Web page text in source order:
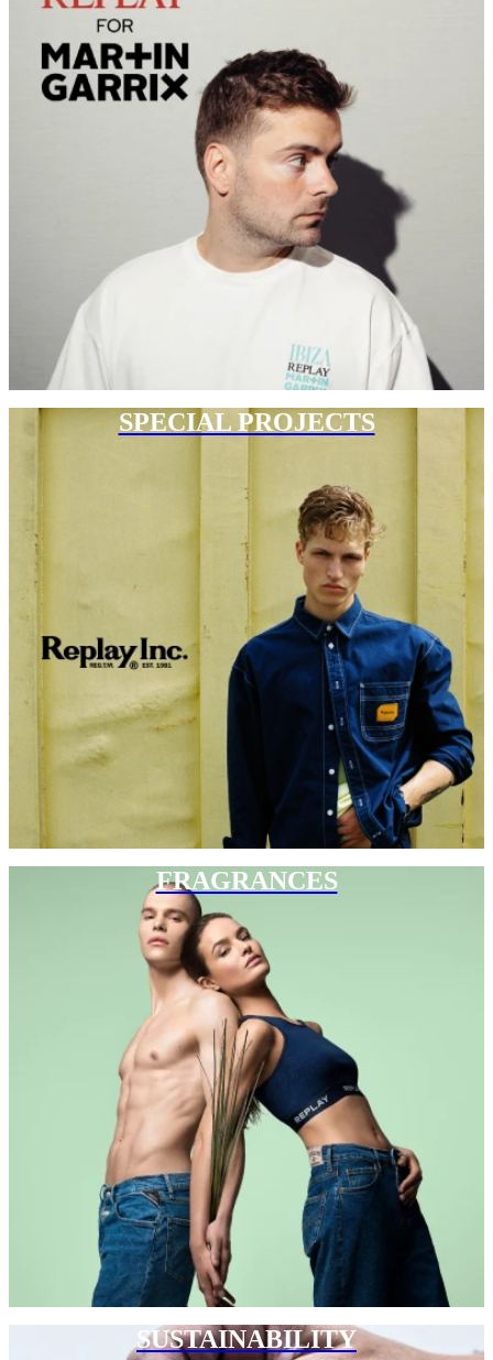
SPECIAL PROJECTS
FRAGRANCES
SUSTAINABILITY